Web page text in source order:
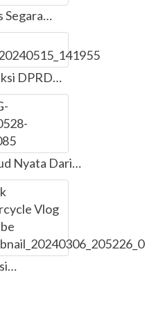
Segara…
DPRD…
Nyata Dari…